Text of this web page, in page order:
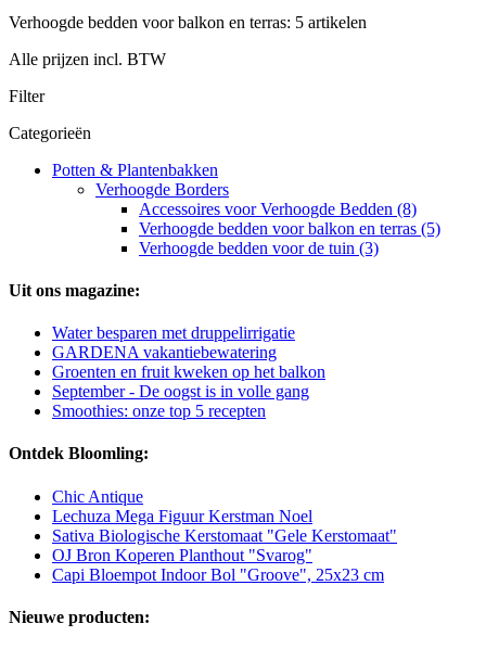
Verhoogde bedden voor balkon en terras: 5 artikelen
Alle prijzen incl. BTW
Filter
Categorieën
Potten & Plantenbakken
Verhoogde Borders
Accessoires voor Verhoogde Bedden (8)
Verhoogde bedden voor balkon en terras (5)
Verhoogde bedden voor de tuin (3)
Uit ons magazine:
Water besparen met druppelirrigatie
GARDENA vakantiebewatering
Groenten en fruit kweken op het balkon
September - De oogst is in volle gang
Smoothies: onze top 5 recepten
Ontdek Bloomling:
Chic Antique
Lechuza Mega Figuur Kerstman Noel
Sativa Biologische Kerstomaat "Gele Kerstomaat"
OJ Bron Koperen Planthout "Svarog"
Capi Bloempot Indoor Bol "Groove", 25x23 cm
Nieuwe producten: